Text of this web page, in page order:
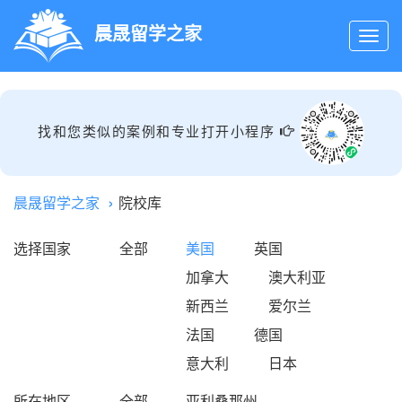
晨晟留学之家
找和您类似的案例和专业打开小程序
晨晟留学之家 院校库
选择国家 全部 美国
英国
加拿大
澳大利亚
新西兰
爱尔兰
法国
德国
意大利
日本